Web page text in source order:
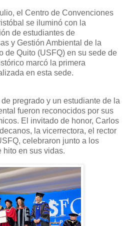
el Centro de Convenciones
se iluminó con la
de estudiantes de
y Gestión Ambiental de la
de Quito (USFQ) en su sede de
marcó la primera
en esta sede.
pregrado y un estudiante de la
fueron reconocidos por sus
El invitado de honor, Carlos
la vicerrectora, el rector
celebraron junto a los
hito en sus vidas.